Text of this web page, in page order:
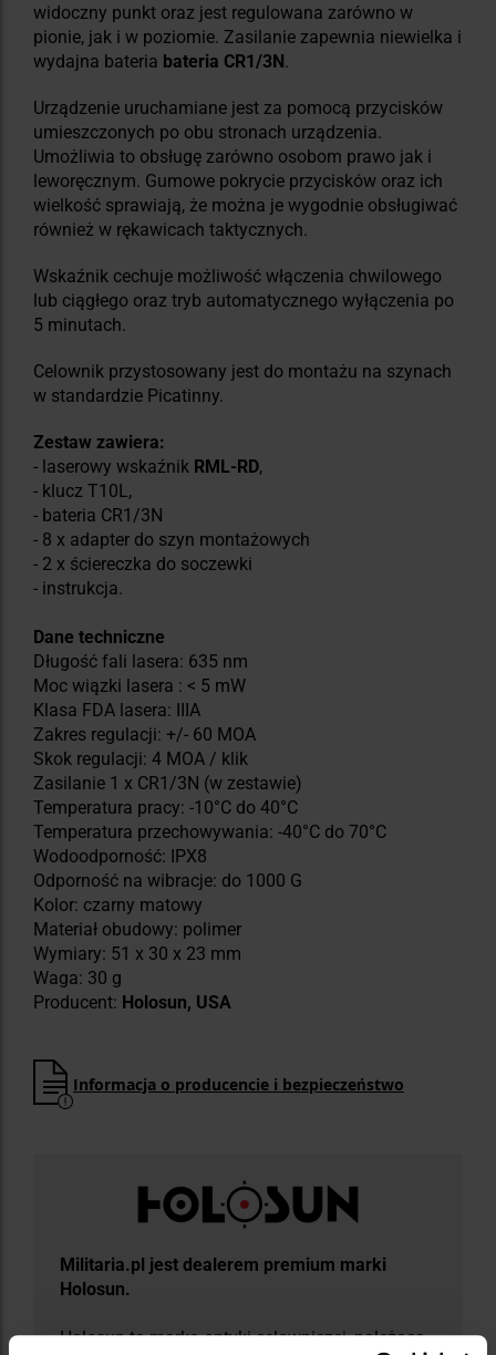
widoczny punkt oraz jest regulowana zarówno w
pionie, jak i w poziomie. Zasilanie zapewnia niewielka i
wydajna bateria bateria CR1/3N .
Urządzenie uruchamiane jest za pomocą przycisków
umieszczonych po obu stronach urządzenia.
Umożliwia to obsługę zarówno osobom prawo jak i
leworęcznym. Gumowe pokrycie przycisków oraz ich
wielkość sprawiają, że można je wygodnie obsługiwać
również w rękawicach taktycznych.
Wskaźnik cechuje możliwość włączenia chwilowego
lub ciągłego oraz tryb automatycznego wyłączenia po
5 minutach.
Celownik przystosowany jest do montażu na szynach
w standardzie Picatinny.
Zestaw zawiera:
- laserowy wskaźnik RML-RD,
- klucz T10L,
- bateria CR1/3N
- 8 x adapter do szyn montażowych
- 2 x ściereczka do soczewki
- instrukcja.
Dane techniczne
Długość fali lasera: 635 nm
Moc wiązki lasera : < 5 mW
Klasa FDA lasera: IIIA
Zakres regulacji: +/- 60 MOA
Skok regulacji: 4 MOA / klik
Zasilanie 1 x CR1/3N (w zestawie)
Temperatura pracy: -10°C do 40°C
Temperatura przechowywania: -40°C do 70°C
Wodoodporność: IPX8
Odporność na wibracje: do 1000 G
Kolor: czarny matowy
Materiał obudowy: polimer
Wymiary: 51 x 30 x 23 mm
Waga: 30 g
Producent: Holosun, USA
Informacja o producencie i bezpieczeństwo
Militaria.pl jest dealerem premium marki
Holosun.
Holosun to marka optyki celowniczej, należąca